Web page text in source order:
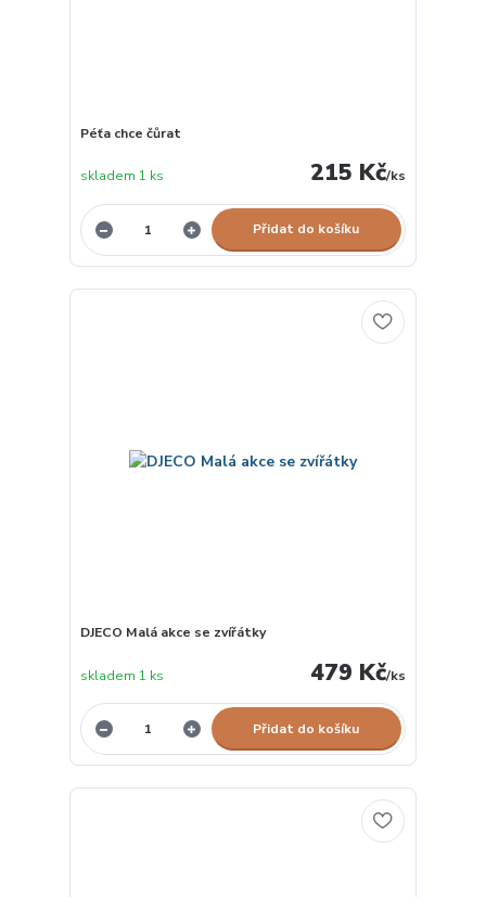
Péťa chce čůrat
215 Kč/ks
skladem 1 ks
Přidat do košíku
DJECO Malá akce se zvířátky
479 Kč/ks
skladem 1 ks
Přidat do košíku